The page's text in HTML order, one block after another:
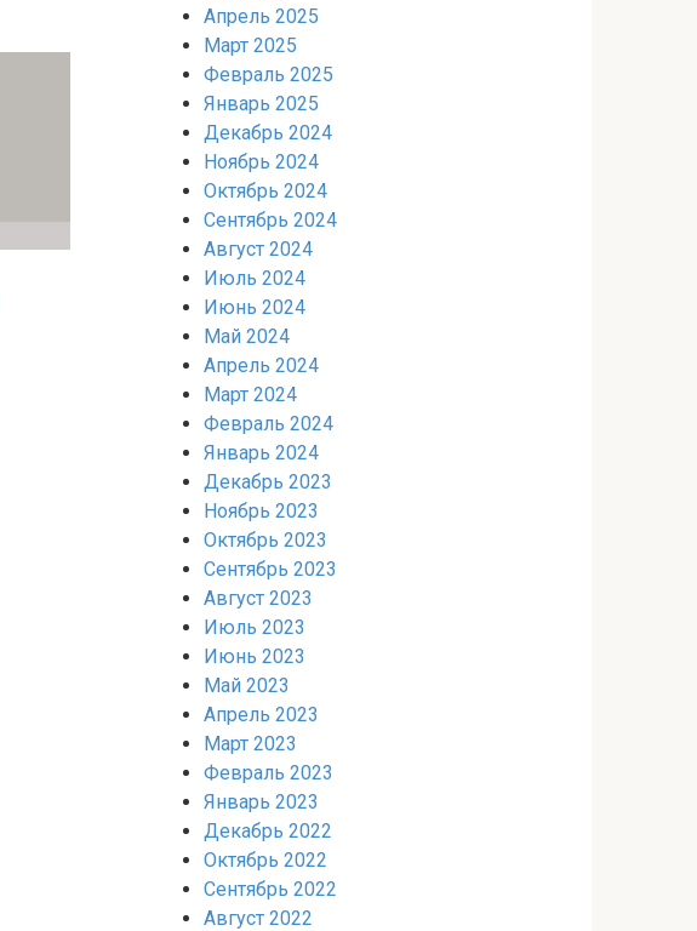
Апрель 2025
Март 2025
Февраль 2025
Январь 2025
Декабрь 2024
Ноябрь 2024
Октябрь 2024
Сентябрь 2024
Август 2024
Июль 2024
Июнь 2024
Май 2024
Апрель 2024
Март 2024
Февраль 2024
Январь 2024
Декабрь 2023
Ноябрь 2023
Октябрь 2023
Сентябрь 2023
Август 2023
Июль 2023
Июнь 2023
Май 2023
Апрель 2023
Март 2023
Февраль 2023
Январь 2023
Декабрь 2022
Октябрь 2022
Сентябрь 2022
Август 2022